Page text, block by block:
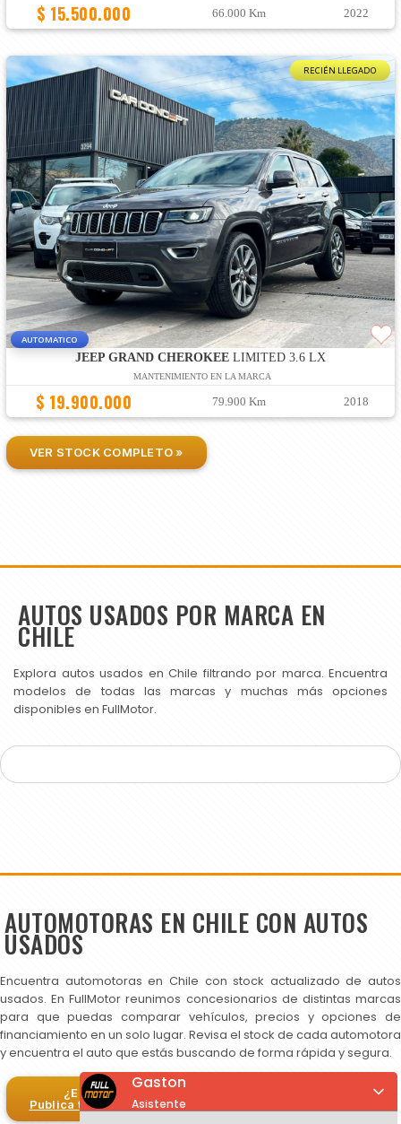
$ 15.500.000 66.000 Km 2022
RECIÉN LLEGADO
AUTOMATICO
JEEP GRAND CHEROKEELIMITED 3.6 LX
MANTENIMIENTO EN LA MARCA
$ 19.900.000 79.900 Km 2018
VER STOCK COMPLETO »
AUTOS USADOS POR MARCA EN
CHILE
Explora autos usados en Chile filtrando por marca. Encuentra
modelos de todas las marcas y muchas más opciones
disponibles en FullMotor.
AUTOMOTORAS EN CHILE CON AUTOS
USADOS
Encuentra automotoras en Chile con stock actualizado de autos
usados. En FullMotor reunimos concesionarios de distintas marcas
para que puedas comparar vehículos, precios y opciones de
financiamiento en un solo lugar. Revisa el stock de cada automotora
y encuentra el auto que estás buscando de forma rápida y segura.
¿Eres automotora?
Publica tus autos en FullMotor
Gaston
Asistente